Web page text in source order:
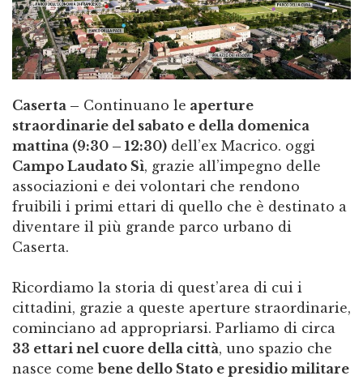
Caserta – Continuano le aperture
straordinarie del sabato e della domenica
mattina (9:30 – 12:30) dell’ex Macrico. oggi
Campo Laudato Sì, grazie all’impegno delle
associazioni e dei volontari che rendono
fruibili i primi ettari di quello che è destinato a
diventare il più grande parco urbano di
Caserta.
Ricordiamo la storia di quest’area di cui i
cittadini, grazie a queste aperture straordinarie,
cominciano ad appropriarsi. Parliamo di circa
33 ettari nel cuore della città, uno spazio che
nasce comebene dello Stato e presidio militare